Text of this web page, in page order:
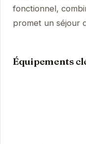
fonctionnel,
promet un séjour
Équipements